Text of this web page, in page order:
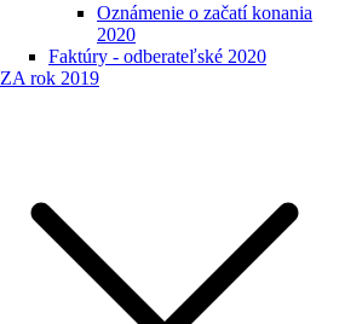
Oznámenie o začatí konania
2020
Faktúry - odberateľské 2020
ZA rok 2019